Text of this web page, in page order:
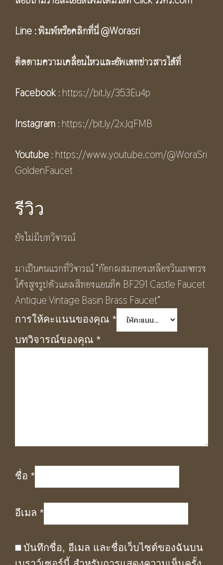
Line :พิมพ์หรือคลิกที่นี่@Worasri
ติดตามความเคลื่อนไหวและอัพเดทข่าวสารได้ที่
Facebook : https://bit.ly/353Eu4p
Instagram : https://bit.ly/2xJqFMB
Youtube : https://www.youtube.com/@WoraSri
GoldenFaucet
รีวิว
ยังไม่มีบทวิจารณ์
มาเป็นคนแรกที่วิจารณ์ “ก๊อกผสมทองเหลืองวินเทจทรง
โค้งสูงรูปตัวแอลสีทองแอนทีค BF291 Castle Faucet
Antique Vintage Basin Brass Faucet”
การให้คะแนนของคุณ *
บทวิจารณ์ของคุณ *
ชื่อ *
อีเมล *
บันทึกชื่อ, อีเมล และชื่อเว็บไซต์ของฉันบน